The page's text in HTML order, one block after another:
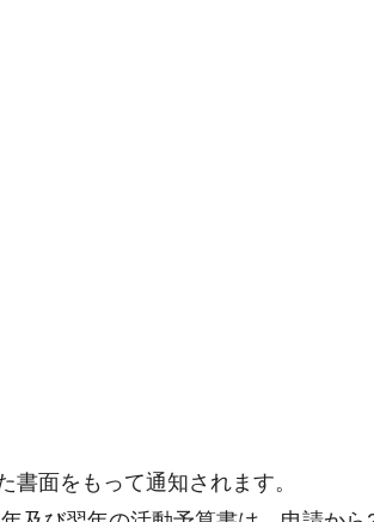
面をもって通知されます。